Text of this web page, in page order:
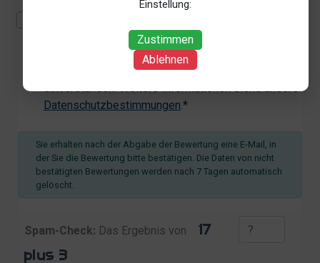
Einstellung:
Zustimmen
Ablehnen
personenbezogenen Daten (Angaben, Datum und
Uhrzeit der Bewertungsabgabe, Referrer-URL) zum
Zweck der Bewertung erkläre ich mich
einverstanden. Weitere Informationen siehe unsere
Datenschutzbestimmungen.*
Sie erhalten nach der Abgabe der Bewertung eine E-Mail, in
der Sie die Bewertung bitte bestätigen. Die Daten von nicht
bestätigten Bewertungen werden nach 7 Tagen automatisch
gelöscht.
Spam-Check: Das Ergebnis von